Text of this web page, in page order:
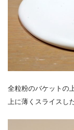
全粒粉のバケットの
上に薄くスライスし